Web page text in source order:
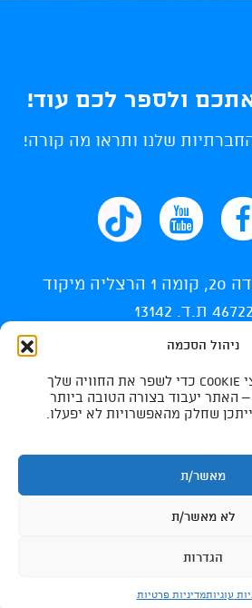
ניהול הסכמה
אנחנו משתמשים בקובצי Cookie כדי לשפר את החוויה שלך
האתר יעבוד בצורה הטובה ביותר
שחלק מהאפשרויות לא יפעלו.
מאשר/ת
לא מאשר/ת
הגדרות
עוגיותמדיניות פרטיות
ולספר לכם עוד!
שלנו ותראו מה קורה!
רחוב גלגלי הפלדה 20, קומה 1 הרצליה מיקוד
ת.ד. 13142
info@ti-
035400732
all rights resereved to ti-swimming israel 2026